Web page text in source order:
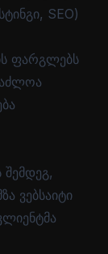
SEO)
ფარგლებს
ვებსაიტი